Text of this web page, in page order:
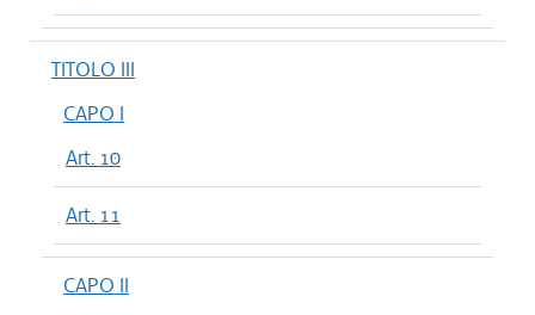
TITOLO III
CAPO I
Art. 10
Art. 11
CAPO II